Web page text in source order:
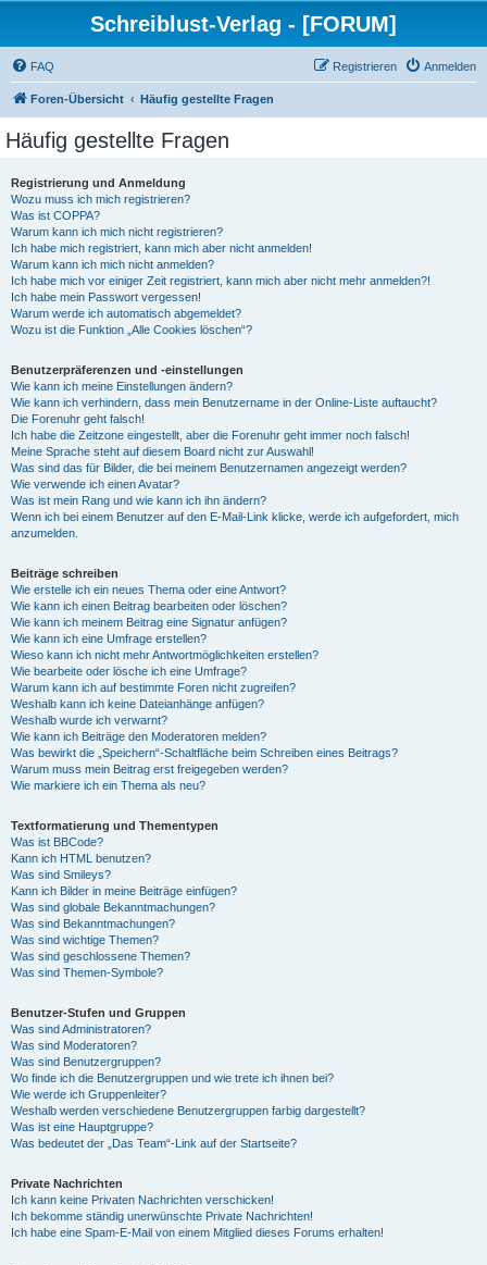
Schreiblust-Verlag - [FORUM]
FAQ Anmelden
Registrieren
Foren-Übersicht Häufig gestellte Fragen
Häufig gestellte Fragen
Registrierung und Anmeldung
Wozu muss ich mich registrieren?
Was ist COPPA?
Warum kann ich mich nicht registrieren?
Ich habe mich registriert, kann mich aber nicht anmelden!
Warum kann ich mich nicht anmelden?
Ich habe mich vor einiger Zeit registriert, kann mich aber nicht mehr anmelden?!
Ich habe mein Passwort vergessen!
Warum werde ich automatisch abgemeldet?
Wozu ist die Funktion „Alle Cookies löschen“?
Benutzerpräferenzen und -einstellungen
Wie kann ich meine Einstellungen ändern?
Wie kann ich verhindern, dass mein Benutzername in der Online-Liste auftaucht?
Die Forenuhr geht falsch!
Ich habe die Zeitzone eingestellt, aber die Forenuhr geht immer noch falsch!
Meine Sprache steht auf diesem Board nicht zur Auswahl!
Was sind das für Bilder, die bei meinem Benutzernamen angezeigt werden?
Wie verwende ich einen Avatar?
Was ist mein Rang und wie kann ich ihn ändern?
Wenn ich bei einem Benutzer auf den E-Mail-Link klicke, werde ich aufgefordert, mich
anzumelden.
Beiträge schreiben
Wie erstelle ich ein neues Thema oder eine Antwort?
Wie kann ich einen Beitrag bearbeiten oder löschen?
Wie kann ich meinem Beitrag eine Signatur anfügen?
Wie kann ich eine Umfrage erstellen?
Wieso kann ich nicht mehr Antwortmöglichkeiten erstellen?
Wie bearbeite oder lösche ich eine Umfrage?
Warum kann ich auf bestimmte Foren nicht zugreifen?
Weshalb kann ich keine Dateianhänge anfügen?
Weshalb wurde ich verwarnt?
Wie kann ich Beiträge den Moderatoren melden?
Was bewirkt die „Speichern“-Schaltfläche beim Schreiben eines Beitrags?
Warum muss mein Beitrag erst freigegeben werden?
Wie markiere ich ein Thema als neu?
Textformatierung und Thementypen
Was ist BBCode?
Kann ich HTML benutzen?
Was sind Smileys?
Kann ich Bilder in meine Beiträge einfügen?
Was sind globale Bekanntmachungen?
Was sind Bekanntmachungen?
Was sind wichtige Themen?
Was sind geschlossene Themen?
Was sind Themen-Symbole?
Benutzer-Stufen und Gruppen
Was sind Administratoren?
Was sind Moderatoren?
Was sind Benutzergruppen?
Wo finde ich die Benutzergruppen und wie trete ich ihnen bei?
Wie werde ich Gruppenleiter?
Weshalb werden verschiedene Benutzergruppen farbig dargestellt?
Was ist eine Hauptgruppe?
Was bedeutet der „Das Team“-Link auf der Startseite?
Private Nachrichten
Ich kann keine Privaten Nachrichten verschicken!
Ich bekomme ständig unerwünschte Private Nachrichten!
Ich habe eine Spam-E-Mail von einem Mitglied dieses Forums erhalten!